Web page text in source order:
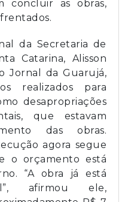
concluir as obras,
da Secretaria de
Catarina, Alisson
Jornal da Guarujá,
realizados para
desapropriações
que estavam
das obras.
agora segue
o orçamento está
“A obra já está
afirmou ele,